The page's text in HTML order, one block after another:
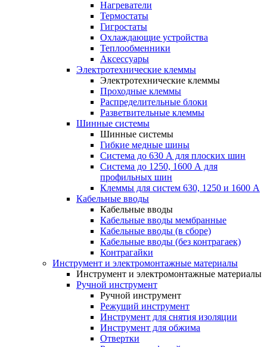
Нагреватели
Термостаты
Гигростаты
Охлаждающие устройства
Теплообменники
Аксессуары
Электротехнические клеммы
Электротехнические клеммы
Проходные клеммы
Распределительные блоки
Разветвительные клеммы
Шинные системы
Шинные системы
Гибкие медные шины
Система до 630 А для плоских шин
Система до 1250, 1600 А для
профильных шин
Клеммы для систем 630, 1250 и 1600 А
Кабельные вводы
Кабельные вводы
Кабельные вводы мембранные
Кабельные вводы (в сборе)
Кабельные вводы (без контрагаек)
Контрагайки
Инструмент и электромонтажные материалы
Инструмент и электромонтажные материалы
Ручной инструмент
Ручной инструмент
Режущий инструмент
Инструмент для снятия изоляции
Инструмент для обжима
Отвертки